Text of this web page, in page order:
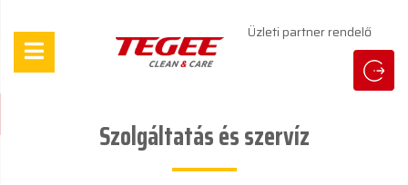
Üzleti partner rendelő
Szolgáltatás és szervíz